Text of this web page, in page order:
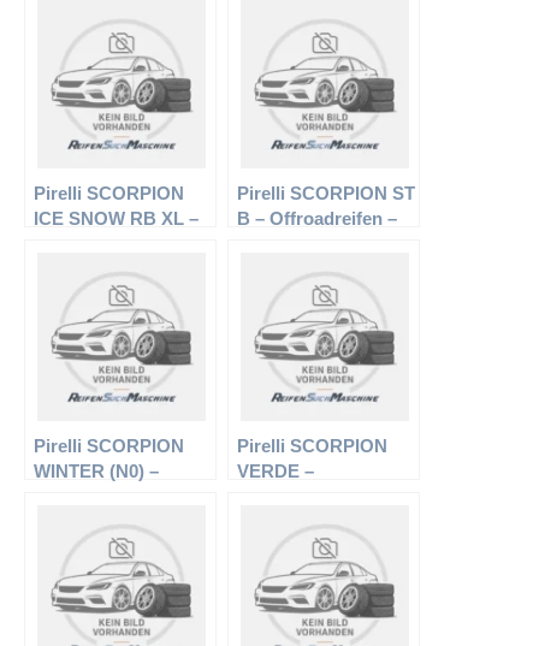
Winterreifen
Sommerreifen
Pirelli SCORPION
ICE SNOW RB XL –
Winterreifen
Pirelli SCORPION ST
B – Offroadreifen –
Pirelli SCORPION
WINTER (N0) –
Winterreifen
Pirelli SCORPION
VERDE –
Sommerreifen